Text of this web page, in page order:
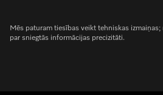
Mēs paturam tiesības veikt tehniskas
par sniegtās informācijas precizitāti.